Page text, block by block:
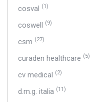
cosval (1)
coswell (9)
csm (27)
curaden healthcare (5)
cv medical (2)
d.m.g. italia (11)